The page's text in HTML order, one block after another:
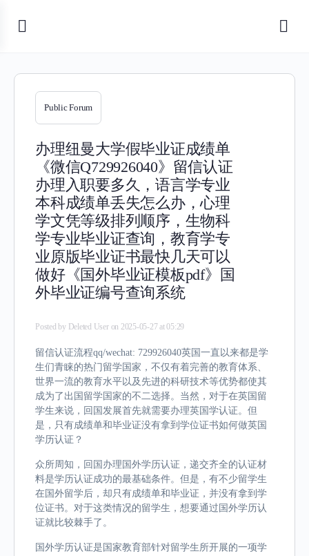
Public Forum
办理纽曼大学假毕业证成绩单
《微信Q729926040》留信认证
办理入职要多久，语言学专业
本科成绩单丢失怎么办，心理
学文凭等级排列顺序，生物科
学专业毕业证查询，教育学专
业原版毕业证书最快几天可以
做好《国外毕业证模板pdf》国
外毕业证编号查询系统
Posted by Deleted User on 2025-05-27 at 05:29
留信认证流程qq/wechat: 729926040英国一直以来都是学
生们青睐的热门留学国家，不仅有着完善的教育体系、
世界一流的教育水平以及先进的科研技术等优势都使其
成为了出国留学国家的不二选择。当然，对于在英国留
学生来说，回国发展首先就需要办理英国学认证。但
是，只有成绩单和毕业证没有拿到学位证书如何做英国
学历认证？
众所周知，回国办理国外学历认证，递交齐全的认证材
料是学历认证成功的最基础条件。但是，有不少留学生
在国外留学后，却只有成绩单和毕业证，并没有拿到学
位证书。对于这类情况的留学生，想要通过国外学历认
证就比较棘手了。
国外学历认证是国家教育部针对留学生所开展的一项学